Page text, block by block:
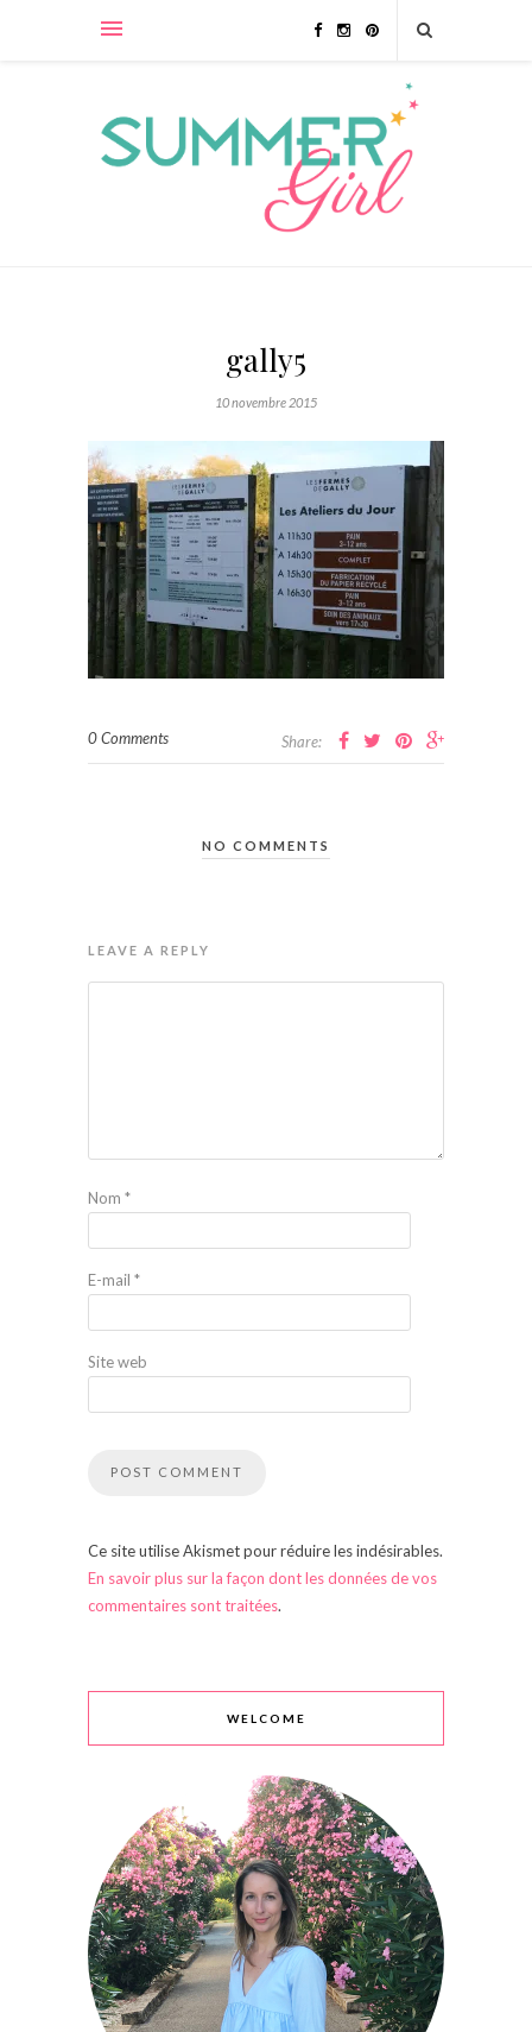
gally5
10 novembre 2015
0 Comments Share:
NO COMMENTS
LEAVE A REPLY
Nom *
E-mail *
Site web
Ce site utilise Akismet pour réduire les indésirables.
En savoir plus sur la façon dont les données de vos
commentaires sont traitées.
WELCOME